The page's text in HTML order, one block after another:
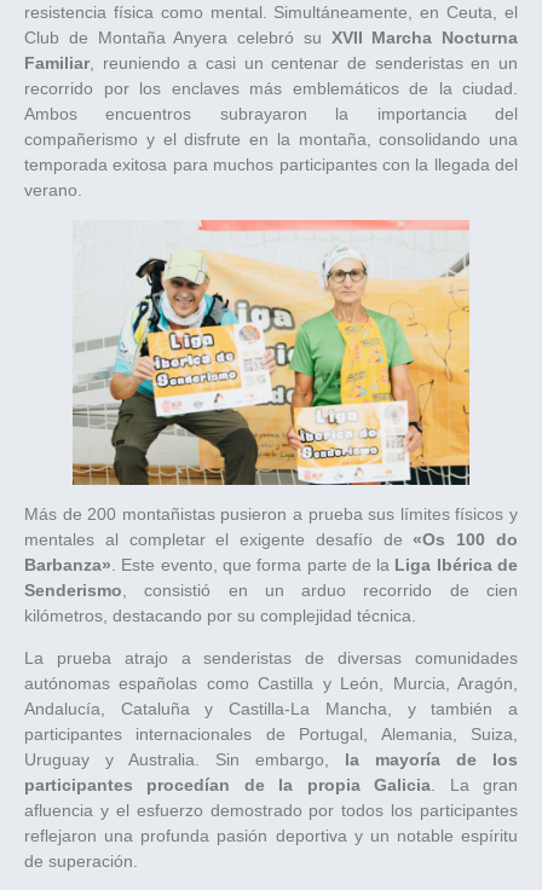
resistencia física como mental. Simultáneamente, en Ceuta, el
Club de Montaña Anyera celebró su XVII Marcha Nocturna
Familiar, reuniendo a casi un centenar de senderistas en un
recorrido por los enclaves más emblemáticos de la ciudad.
Ambos encuentros subrayaron la importancia del
compañerismo y el disfrute en la montaña, consolidando una
temporada exitosa para muchos participantes con la llegada del
verano.
Más de 200 montañistas pusieron a prueba sus límites físicos y
mentales al completar el exigente desafío de «Os 100 do
Barbanza» . Este evento, que forma parte de la Liga Ibérica de
Senderismo , consistió en un arduo recorrido de cien
kilómetros, destacando por su complejidad técnica.
La prueba atrajo a senderistas de diversas comunidades
autónomas españolas como Castilla y León, Murcia, Aragón,
Andalucía, Cataluña y Castilla-La Mancha, y también a
participantes internacionales de Portugal, Alemania, Suiza,
Uruguay y Australia. Sin embargo, la mayoría de los
participantes procedían de la propia Galicia . La gran
afluencia y el esfuerzo demostrado por todos los participantes
reflejaron una profunda pasión deportiva y un notable espíritu
de superación.